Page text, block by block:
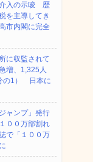
入の示唆 歴
を主導してき
市内閣に完全
に収監されて
増、1,325人
の1） 日本に
ャンプ」発行
００万部割れ
で「１００万